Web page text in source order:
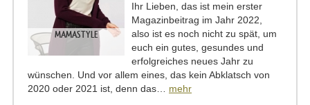
MAMASTYLE
Ihr Lieben, das ist mein erster
Magazinbeitrag im Jahr 2022,
also ist es noch nicht zu spät, um
euch ein gutes, gesundes und
erfolgreiches neues Jahr zu
wünschen. Und vor allem eines, das kein Abklatsch von
2020 oder 2021 ist, denn das… mehr